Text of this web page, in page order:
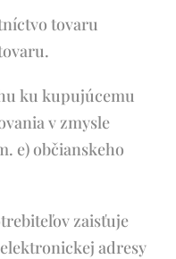
tovaru
ku kupujúcemu
v zmysle
e) občianskeho
zaisťuje
adresy